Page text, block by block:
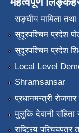
सङ्‍घीय मामिला तथा
सुदूरपश्चिम प्रदेश
सुदूरपश्चिम प्रदेश
Local Level
Shramsansar
प्रधानमन्त्री
मुलुकि देवानी संहिता
राष्ट्रिय परिचयपत्र